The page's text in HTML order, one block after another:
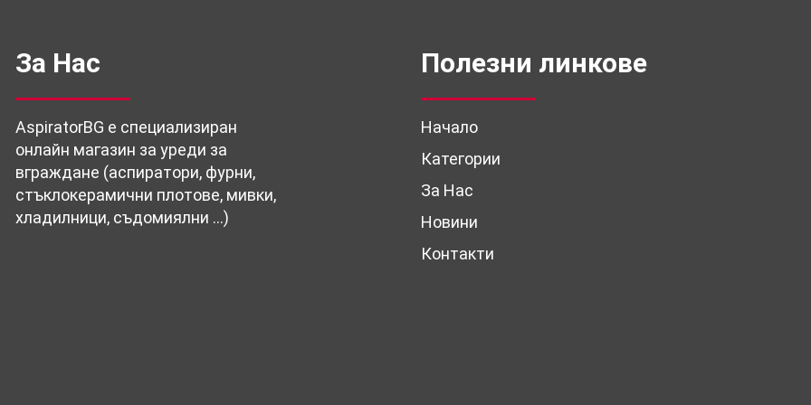
За Нас
AspiratorBG е специализиран
онлайн магазин за уреди за
вграждане (аспиратори, фурни,
стъклокерамични плотове, мивки,
хладилници, съдомиялни …)
Полезни линкове
Начало
Категории
За Нас
Новини
Контакти